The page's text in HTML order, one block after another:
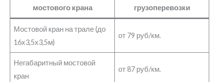
мостового крана
грузоперевозки
Мостовой кран на трале (до
16х3,5х3,5м)
от 79 руб/км.
Негабаритный мостовой
кран
от 87 руб/км.